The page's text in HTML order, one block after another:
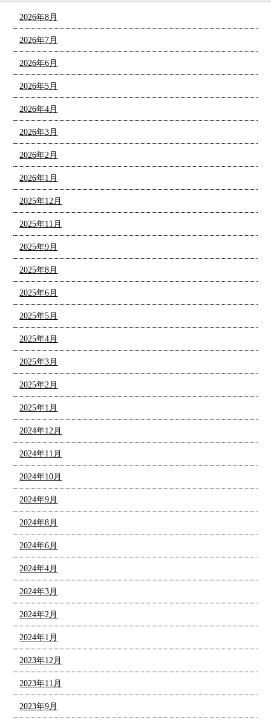
2026年8月
2026年7月
2026年6月
2026年5月
2026年4月
2026年3月
2026年2月
2026年1月
2025年12月
2025年11月
2025年9月
2025年8月
2025年6月
2025年5月
2025年4月
2025年3月
2025年2月
2025年1月
2024年12月
2024年11月
2024年10月
2024年9月
2024年8月
2024年6月
2024年4月
2024年3月
2024年2月
2024年1月
2023年12月
2023年11月
2023年9月